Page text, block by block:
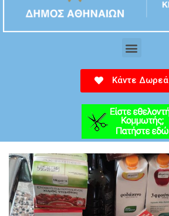
Κάντε Δωρεά